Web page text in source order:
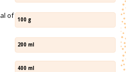
of
100 g
200 ml
400 ml